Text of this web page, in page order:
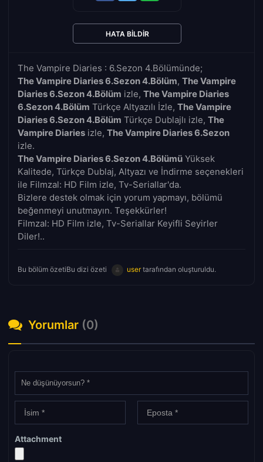
The Vampire Diaries : 6.Sezon 4.Bölümünde;
The Vampire Diaries 6.Sezon 4.Bölüm, The Vampire
Diaries 6.Sezon 4.Bölüm izle, The Vampire Diaries
6.Sezon 4.Bölüm Türkçe Altyazılı İzle, The Vampire
Diaries 6.Sezon 4.Bölüm Türkçe Dublajlı izle, The
Vampire Diaries izle, The Vampire Diaries 6.Sezon
izle.
The Vampire Diaries 6.Sezon 4.Bölümü Yüksek
Kalitede, Türkçe Dublaj, Altyazı ve İndirme seçenekleri
ile Filmzal: HD Film izle, Tv-Seriallar'da.
Bizlere destek olmak için yorum yapmayı, bölümü
beğenmeyi unutmayın. Teşekkürler!
Filmzal: HD Film izle, Tv-Seriallar Keyifli Seyirler
Diler!..
Bu bölüm özetiBu dizi özeti usertarafından oluşturuldu.
HATA BILDIR
Yorumlar (0)
Attachment